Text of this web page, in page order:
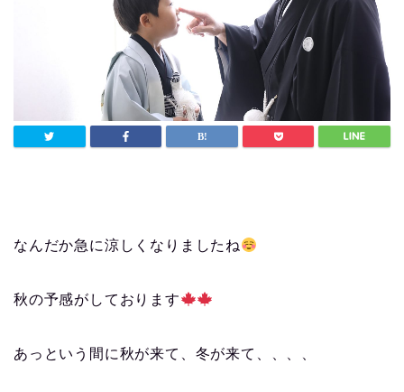
なんだか急に涼しくなりましたね
秋の予感がしております
あっという間に秋が来て、冬が来て、、、、